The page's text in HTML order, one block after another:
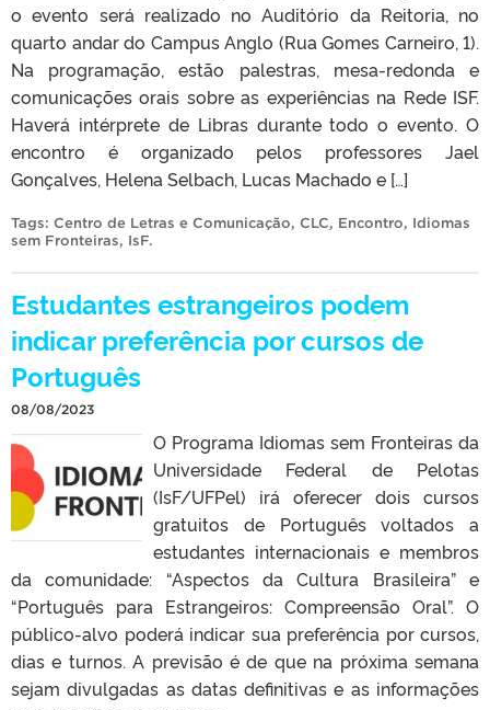
o evento será realizado no Auditório da Reitoria, no
quarto andar do Campus Anglo (Rua Gomes Carneiro, 1).
Na programação, estão palestras, mesa-redonda e
comunicações orais sobre as experiências na Rede ISF.
Haverá intérprete de Libras durante todo o evento. O
encontro é organizado pelos professores Jael
Gonçalves, Helena Selbach, Lucas Machado e […]
Tags: Centro de Letras e Comunicação, CLC, Encontro, Idiomas
sem Fronteiras, IsF.
Estudantes estrangeiros podem
indicar preferência por cursos de
Português
08/08/2023
O Programa Idiomas sem Fronteiras da
Universidade Federal de Pelotas
(IsF/UFPel) irá oferecer dois cursos
gratuitos de Português voltados a
estudantes internacionais e membros
da comunidade: “Aspectos da Cultura Brasileira” e
“Português para Estrangeiros: Compreensão Oral”. O
público-alvo poderá indicar sua preferência por cursos,
dias e turnos. A previsão é de que na próxima semana
sejam divulgadas as datas definitivas e as informações